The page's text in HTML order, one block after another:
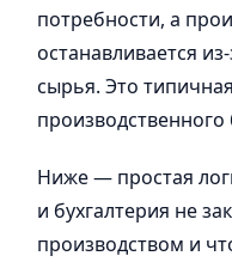
потребности, а
останавливается
сырья. Это
Ниже — простая
и бухгалтерия не
производством и